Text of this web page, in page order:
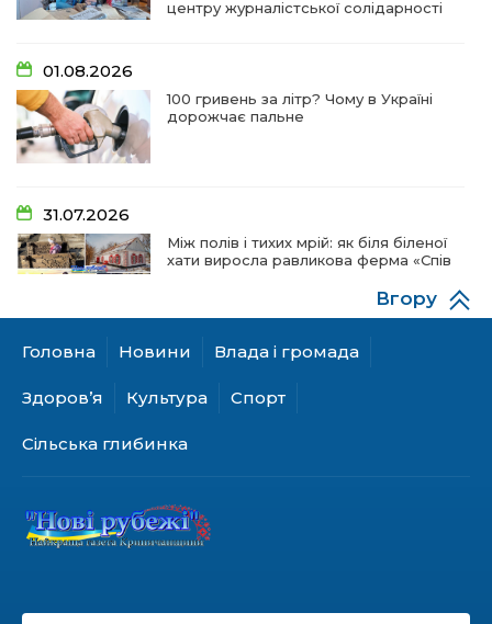
центру журналістської солідарності
01.08.2026
100 гривень за літр? Чому в Україні
дорожчає пальне
31.07.2026
Між полів і тихих мрій: як біля біленої
хати виросла равликова ферма «Спів
28.07.2026
ветерани разом створюють
Куди звернутися мешканцям
Криничанської громади за
Головна Новини Влада і громада
Здоров’я Культура Спорт
Сільська глибинка
Вгору